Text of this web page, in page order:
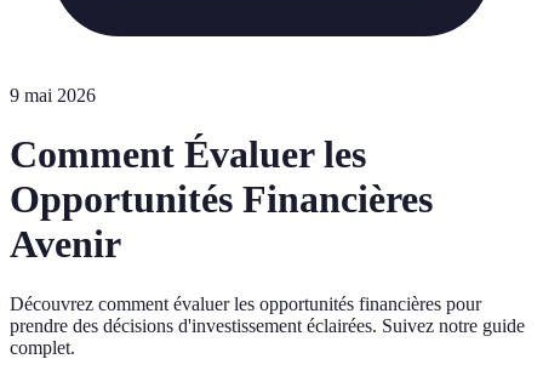
9 mai 2026
Comment Évaluer les
Opportunités Financières
Avenir
Découvrez comment évaluer les opportunités financières pour
prendre des décisions d'investissement éclairées. Suivez notre guide
complet.